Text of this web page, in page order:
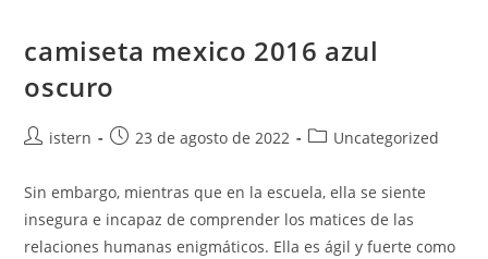
camiseta mexico 2016 azul
oscuro
Autor
la
entrada:
istern
Publicación
entrada:
23 de agosto de 2022
Categoría
la
entrada:
Uncategorized
Sin embargo, mientras que en la escuela, ella se siente
insegura e incapaz de comprender los matices de las
relaciones humanas enigmáticos. Ella es ágil y fuerte como